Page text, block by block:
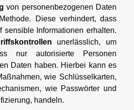
von personenbezogenen Daten
Diese verhindert, dass
sensible Informationen erhalten.
unerlässlich, um
nur autorisierte Personen
Daten haben. Hierbei kann es
wie Schlüsselkarten,
wie Passwörter und
handeln.